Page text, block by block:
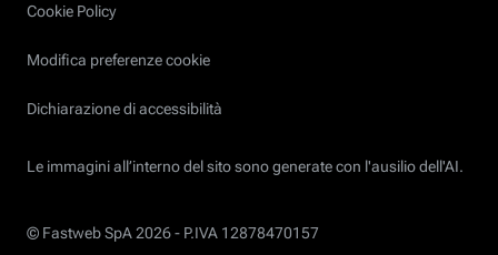
Cookie Policy
Modifica preferenze cookie
Dichiarazione di accessibilità
Le immagini all’interno del sito sono generate con l'ausilio dell'AI.
© Fastweb SpA 2026 - P.IVA 12878470157